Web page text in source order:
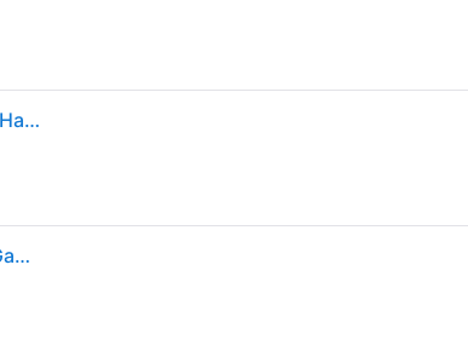
RAVENSBURGER, 3 Puzzles 49 Teile Gaby und das magische Haus, , RAV056590
Kinderpuzzle 3x49 Teile - Gabby's Dollhouse - Spielzeit mit Gabby - Bunt